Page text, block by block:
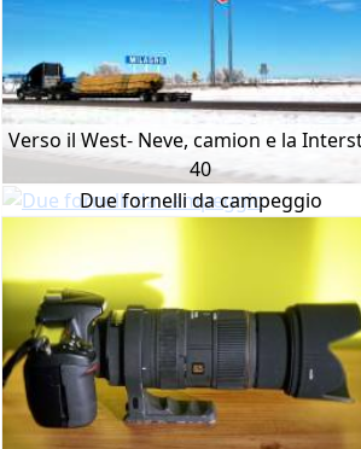
Verso il West- Neve, camion e la
40
Due fornelli da campeggio